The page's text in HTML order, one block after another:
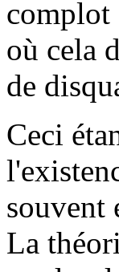
complot
où cela
de
Ceci
souvent
La